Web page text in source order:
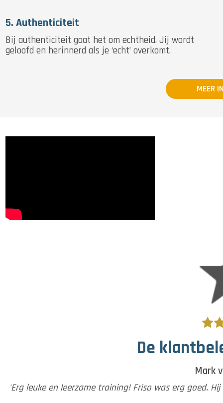
5. Authenticiteit
Bij authenticiteit gaat het om echtheid. Jij wordt
geloofd en herinnerd als je ‘echt’ overkomt.
MEER
De
Mark
'Erg leuke en leerzame training! Friso was erg goed.